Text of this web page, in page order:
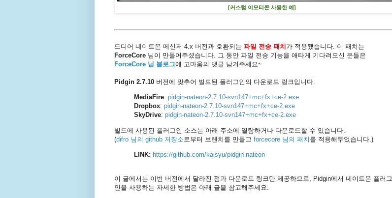
[커스텀 이모티콘 사용한 예]
드디어 네이트온 메신저 4.x 버전과 호환되는 파일 전송 패치 가 적용됐습니다. 이 패치는
ForceCore 님이 만들어주셨습니다. 그 동안 파일 전송 기능을 애타게 기다려오신 분들은
ForceCore 님 블로그에 고마움의 댓글 남겨주세요~
Pidgin 2.7.10 버전에 맞추어 빌드된 플러그인의 다운로드 링크입니다.
MediaFire: pidgin-nateon-2.7.10-svn147+mc+fx+ce-2.exe
Dropbox: pidgin-nateon-2.7.10-svn147+mc+fx+ce-2.exe
SkyDrive: pidgin-nateon-2.7.10-svn147+mc+fx+ce-2.exe
빌드에 사용된 플러그인 소스는 아래 주소에 열람하거나 다운로드할 수 있습니다.
(difro 님의 github 저장소 로부터 브랜치를 만들고 forcecore 님의 패치 를 적용해두었습니다.)
LINK: https://github.com/kaisyu/pidgin-nateon
이 글에서는 이번 버전에서 달라진 점과 다운로드 링크만 제공하므로, Pidgin에서 네이트온 플러그
인을 사용하는 자세한 방법은 아래 글을 참고해주세요.